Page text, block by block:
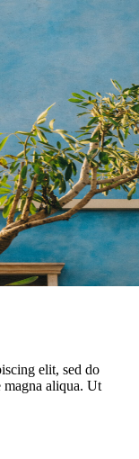
elit, sed do
aliqua. Ut